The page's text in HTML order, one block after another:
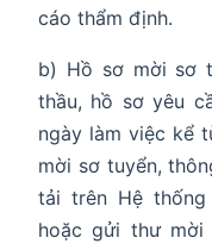
cáo thẩm định.
b) Hồ sơ mời sơ
thầu, hồ sơ yêu
ngày làm việc kể
mời sơ tuyển,
tải trên Hệ
hoặc gửi thư